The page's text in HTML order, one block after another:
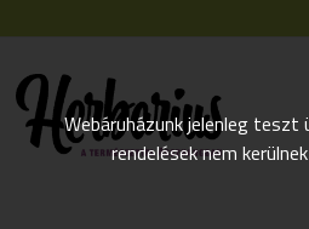
Webáruházunk jelenleg
rendelések nem